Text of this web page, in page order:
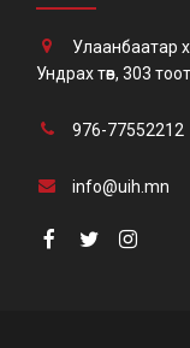
Улаанбаатар
Ундрах төв, 303 тоот
976-77552212
info@uih.mn